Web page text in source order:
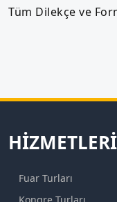
Tüm Dilekçe ve
Fuar Turları